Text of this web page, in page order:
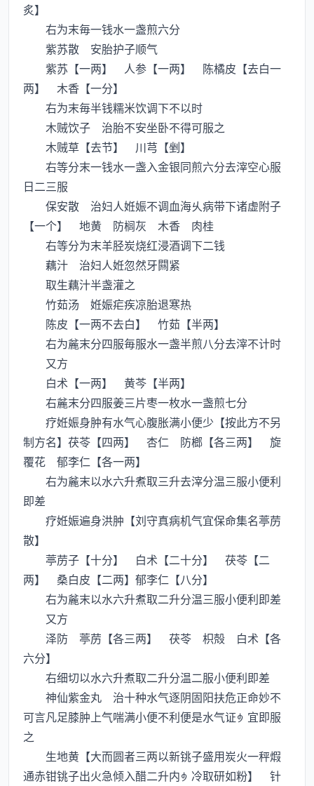
炙】
右为末毎一钱水一盏煎六分
紫苏散 安胎护子顺气
紫苏【一两】 人参【一两】 陈橘皮【去白一
两】 木香【一分】
右为末毎半钱糯米饮调下不以时
木贼饮子 治胎不安坐卧不得可服之
木贼草【去节】 川芎【剉】
右等分末一钱水一盏入金银同煎六分去滓空心服
日二三服
保安散 治妇人姙娠不调血海乆病带下诸虚附子
【一个】 地黄 防榈灰 木香 肉桂
右等分为末羊胫炭烧红浸酒调下二钱
藕汁 治妇人姙忽然牙闗紧
取生藕汁半盏灌之
竹茹汤 姙娠疟疾凉胎退寒热
陈皮【一两不去白】 竹茹【半两】
右为麄末分四服毎服水一盏半煎八分去滓不计时
又方
白术【一两】 黄芩【半两】
右麄末分四服姜三片枣一枚水一盏煎七分
疗姙娠身肿有水气心腹胀满小便少【按此方不另
制方名】茯苓【四两】 杏仁 防榔【各三两】 旋
覆花 郁李仁【各一两】
右为麄末以水六升煮取三升去滓分温三服小便利
即差
疗姙娠遍身洪肿【刘守真病机气宜保命集名葶苈
散】
葶苈子【十分】 白术【二十分】 茯苓【二
两】 桑白皮【二两】郁李仁【八分】
右为麄末以水六升煮取二升分温三服小便利即差
又方
泽防 葶苈【各三两】 茯苓 枳殻 白术【各
六分】
右细切以水六升煮取二升分温二服小便利即差
神仙紫金丸 治十种水气逐阴固阳扶危正命妙不
可言凡足膝肿上气喘满小便不利便是水气证宜即服
之
生地黄【大而圆者三两以新铫子盛用炭火一秤煆
通赤钳铫子出火急倾入醋二升内冷取研如粉】 针